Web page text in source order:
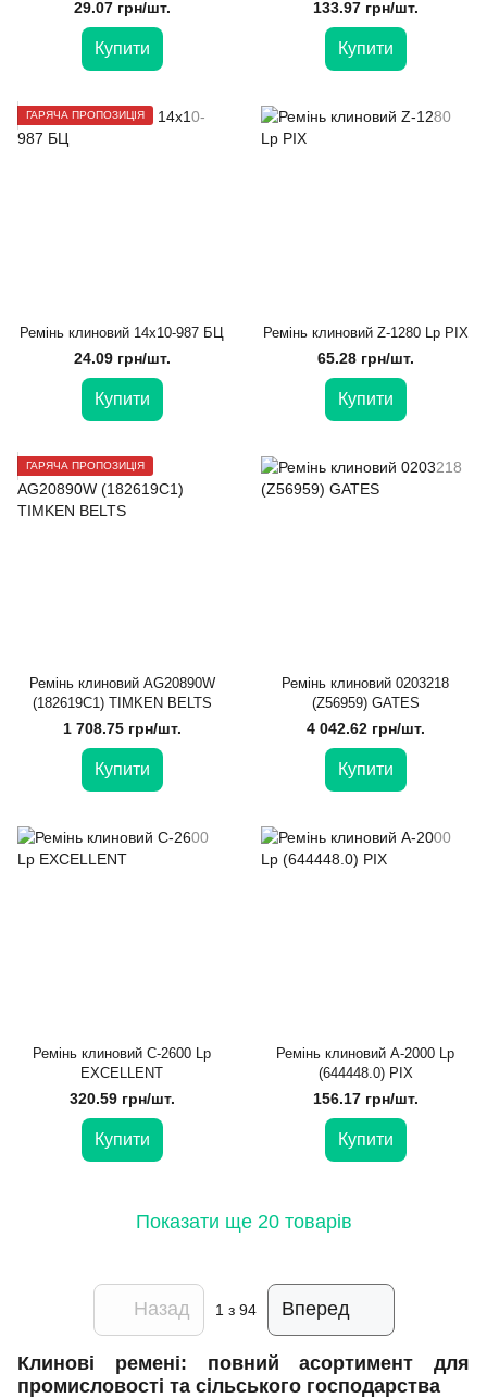
29.07 грн/шт.
Купити
133.97 грн/шт.
Купити
ГАРЯЧА ПРОПОЗИЦІЯ
Ремінь клиновий 14х10-987 БЦ
24.09 грн/шт.
Купити
Ремінь клиновий Z-1280 Lp PIX
65.28 грн/шт.
Купити
ГАРЯЧА ПРОПОЗИЦІЯ
Ремінь клиновий AG20890W
(182619C1) TIMKEN BELTS
1 708.75 грн/шт.
Купити
Ремінь клиновий 0203218
(Z56959) GATES
4 042.62 грн/шт.
Купити
Ремінь клиновий С-2600 Lp
EXCELLENT
320.59 грн/шт.
Купити
Ремінь клиновий А-2000 Lp
(644448.0) PIX
156.17 грн/шт.
Купити
Показати ще 20 товарів
Назад 1 з 94 Вперед
Клинові ремені: повний асортимент для
промисловості та сільського господарства